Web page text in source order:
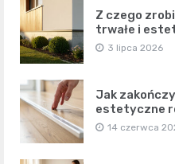
Z czego
trwałe i
3 lipca 2026
Jak
estetyczne
14 czerwca